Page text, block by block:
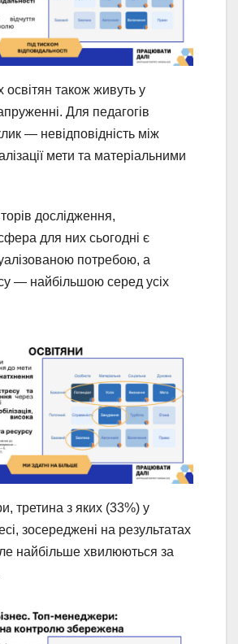
освітян також живуть у
Для педагогів
— невідповідність між
мети та матеріальними
дослідження,
для них сьогодні є
потребою, а
— найбільшою серед усіх
третина з яких (33%) у
зосереджені на результатах
найбільше хвилюються за